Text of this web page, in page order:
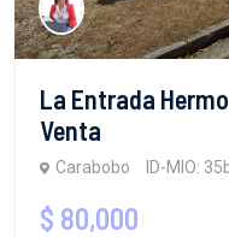
La Entrada
Venta
Carabobo ID-MIO:
$ 80,000